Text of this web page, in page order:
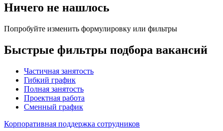
Ничего не нашлось
Попробуйте изменить формулировку или фильтры
Быстрые фильтры подбора вакансий
Частичная занятость
Гибкий график
Полная занятость
Проектная работа
Сменный график
Корпоративная поддержка сотрудников